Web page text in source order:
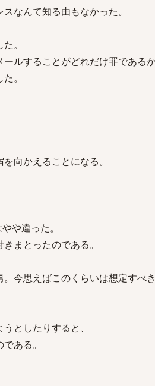
なんて知る由もなかった。
。
ルすることがどれだけ罪である
。
向かえることになる。
や違った。
まとったのである。
今思えばこのくらいは想定すべ
としたりすると、
ある。